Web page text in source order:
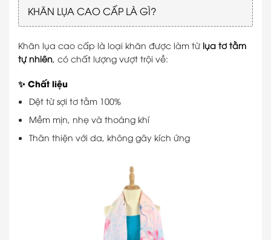
KHĂN LỤA CAO CẤP LÀ GÌ?
Khăn lụa cao cấp là loại khăn được làm từ lụa tơ tằm
tự nhiên, có chất lượng vượt trội về:
✨ Chất liệu
Dệt từ sợi tơ tằm 100%
Mềm mịn, nhẹ và thoáng khí
Thân thiện với da, không gây kích ứng